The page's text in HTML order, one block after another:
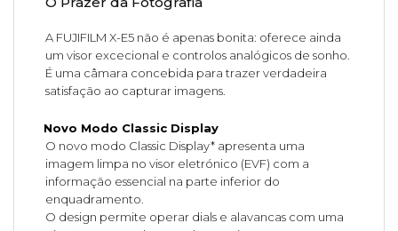
A FUJIFILM X-E5 não é apenas bonita: oferece ainda
um visor excecional e controlos analógicos de sonho.
É uma câmara concebida para trazer verdadeira
satisfação ao capturar imagens.
Novo Modo Classic Display
O novo modo Classic Display* apresenta uma
imagem limpa no visor eletrónico (EVF) com a
informação essencial na parte inferior do
enquadramento.
O design permite operar dials e alavancas com uma